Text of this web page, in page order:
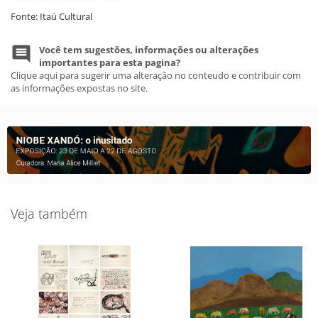
Fonte: Itaú Cultural
Você tem sugestões, informações ou alterações
importantes para esta pagina?
Clique aqui para sugerir uma alteração no conteudo e contribuir com
as informações expostas no site.
Veja também